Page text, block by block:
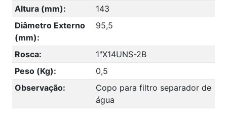
Altura (mm):
143
Diâmetro Externo
(mm):
95,5
Rosca:
1"X14UNS-2B
Peso (Kg):
0,5
Observação:
Copo para filtro separador de
água